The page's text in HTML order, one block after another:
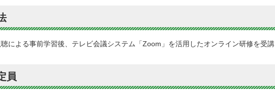
による事前学習後、テレビ会議システム「Zoom」を活用したオンライン研修を受講
員